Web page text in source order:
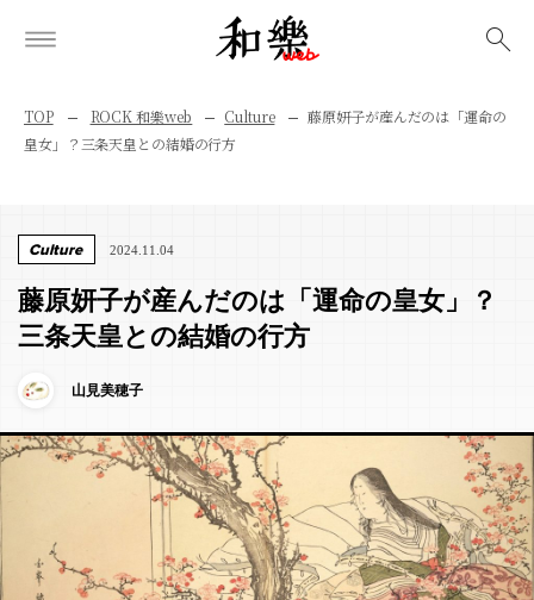
TOP ROCK 和樂web Culture
藤原妍子が産んだのは「運命の
皇女」？三条天皇との結婚の行方
Culture 2024.11.04
藤原妍子が産んだのは「運命の皇女」？
三条天皇との結婚の行方
山見美穂子